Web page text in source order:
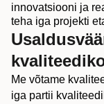
innovatsiooni ja
teha iga projekti
Me võtame
iga partii